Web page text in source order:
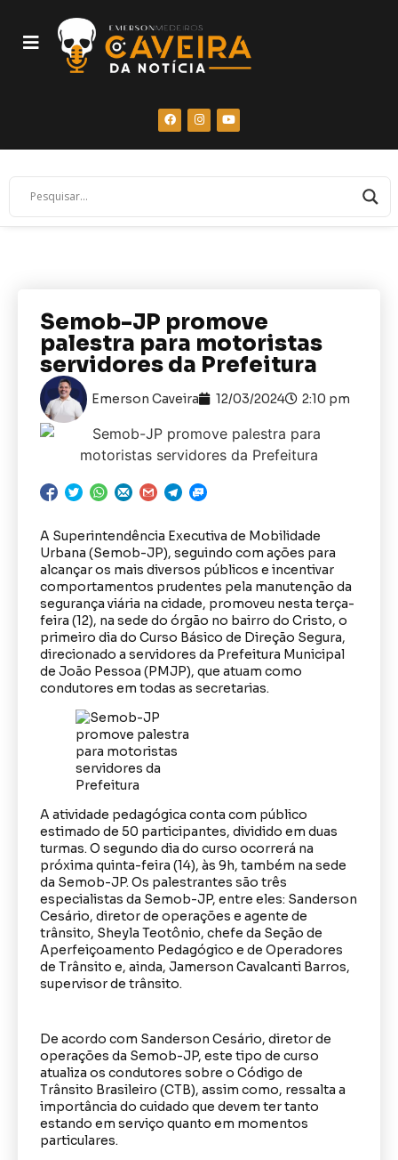
Semob-JP promove
palestra para motoristas
servidores da Prefeitura
Emerson Caveira 12/03/2024 2:10 pm
A Superintendência Executiva de Mobilidade
Urbana (Semob-JP), seguindo com ações para
alcançar os mais diversos públicos e incentivar
comportamentos prudentes pela manutenção da
segurança viária na cidade, promoveu nesta terça-
feira (12), na sede do órgão no bairro do Cristo, o
primeiro dia do Curso Básico de Direção Segura,
direcionado a servidores da Prefeitura Municipal
de João Pessoa (PMJP), que atuam como
condutores em todas as secretarias.
A atividade pedagógica conta com público
estimado de 50 participantes, dividido em duas
turmas. O segundo dia do curso ocorrerá na
próxima quinta-feira (14), às 9h, também na sede
da Semob-JP. Os palestrantes são três
especialistas da Semob-JP, entre eles: Sanderson
Cesário, diretor de operações e agente de
trânsito, Sheyla Teotônio, chefe da Seção de
Aperfeiçoamento Pedagógico e de Operadores
de Trânsito e, ainda, Jamerson Cavalcanti Barros,
supervisor de trânsito.
De acordo com Sanderson Cesário, diretor de
operações da Semob-JP, este tipo de curso
atualiza os condutores sobre o Código de
Trânsito Brasileiro (CTB), assim como, ressalta a
importância do cuidado que devem ter tanto
estando em serviço quanto em momentos
particulares.